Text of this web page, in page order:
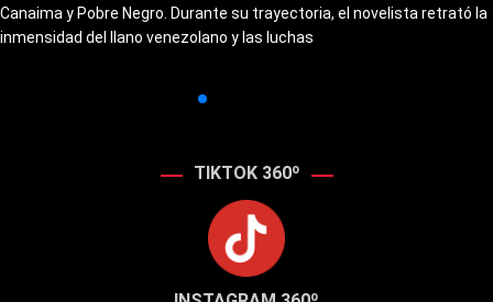
Canaima y Pobre Negro. Durante su trayectoria, el novelista retrató la
inmensidad del llano venezolano y las luchas
TIKTOK 360º